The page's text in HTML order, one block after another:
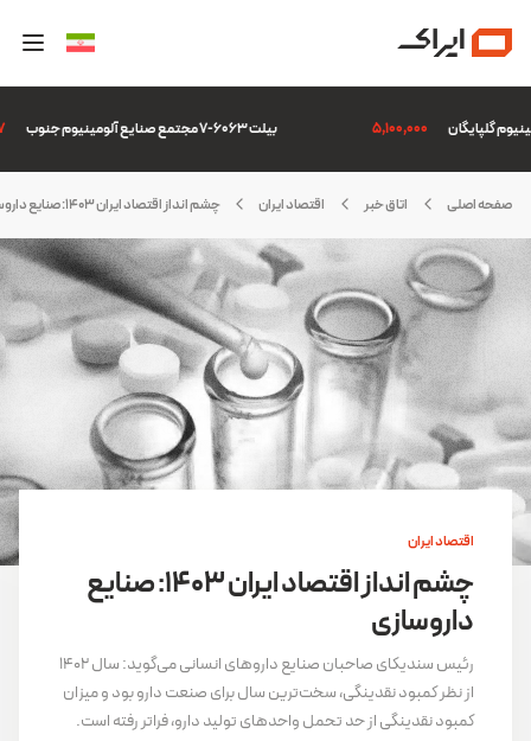
بیلت 6063-7 مجتمع صنایع آلومینیوم جنوب 5,100,000
صفحه اصلی اتاق خبر اقتصاد ایران چشم انداز اقتصاد ایران 1403: صنایع داروسازی
اقتصاد ایران
چشم انداز اقتصاد ایران 1403: صنایع
داروسازی
رئیس سندیکای صاحبان صنایع داروهای انسانی می‌گوید: سال 1402
از نظر کمبود نقدینگی، سخت‌ترین سال برای صنعت دارو بود و میزان
کمبود نقدینگی از حد تحمل واحدهای تولید دارو، فراتر رفته است.